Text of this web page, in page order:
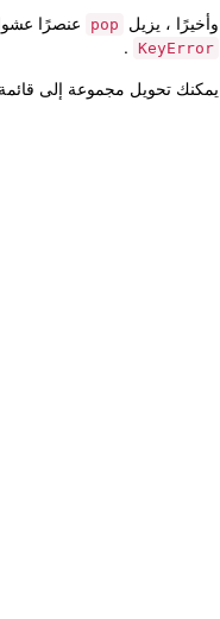
وأخيرًا ، يزيل
pop عنصرًا
KeyError
.
يمكنك تحويل مجموعة إلى